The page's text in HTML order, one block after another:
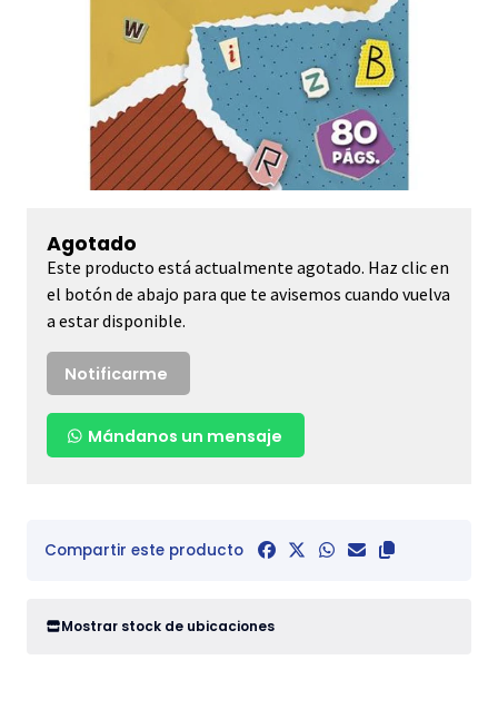
Agotado
Este producto está actualmente agotado. Haz clic en
el botón de abajo para que te avisemos cuando vuelva
a estar disponible.
Notificarme
Mándanos un mensaje
Compartir este producto
Mostrar stock de ubicaciones